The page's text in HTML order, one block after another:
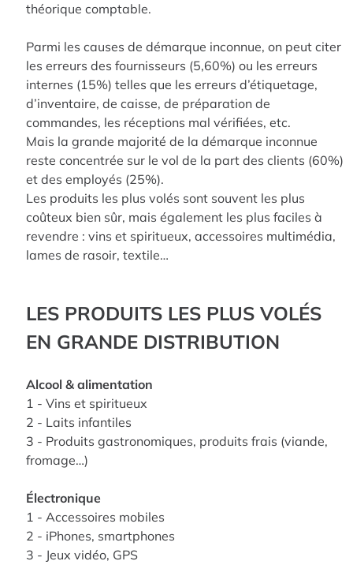
théorique comptable.
Parmi les causes de démarque inconnue, on peut citer
les erreurs des fournisseurs (5,60%) ou les erreurs
internes (15%) telles que les erreurs d’étiquetage,
d’inventaire, de caisse, de préparation de
commandes, les réceptions mal vérifiées, etc.
Mais la grande majorité de la démarque inconnue
reste concentrée sur le vol de la part des clients (60%)
et des employés (25%).
Les produits les plus volés sont souvent les plus
coûteux bien sûr, mais également les plus faciles à
revendre : vins et spiritueux, accessoires multimédia,
lames de rasoir, textile…
LES PRODUITS LES PLUS VOLÉS
EN GRANDE DISTRIBUTION
Alcool & alimentation
1 - Vins et spiritueux
2 - Laits infantiles
3 - Produits gastronomiques, produits frais (viande,
fromage…)
Électronique
1 - Accessoires mobiles
2 - iPhones, smartphones
3 - Jeux vidéo, GPS